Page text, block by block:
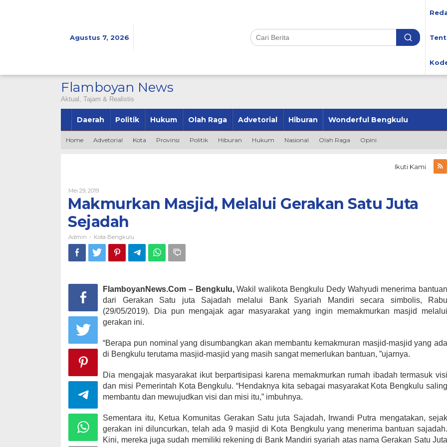
Agustus 7, 2026
Flamboyan News
Aktual, Tajam & Realistis
Daerah Politik Hukum Olah Raga Advetorial Hiburan Wonderful Bengkulu
Home Advetorial Kota Provinsi Politik Hiburan Hukum Nasional Olah Raga Opini
Ikuti Kami
Mei 29, 2019Oleh
Makmurkan Masjid, Melalui Gerakan Satu Juta
Sejadah
Admin - Kota Bengkulu
FlamboyanNews.Com – Bengkulu,Wakil walikota Bengkulu Dedy Wahyudi menerima bantuan
dari Gerakan Satu juta Sajadah melalui Bank Syariah Mandiri secara simbolis, Rabu
(29/05/2019). Dia pun mengajak agar masyarakat yang ingin memakmurkan masjid melalui
gerakan ini.
“Berapa pun nominal yang disumbangkan akan membantu kemakmuran masjid-masjid yang ada
di Bengkulu terutama masjid-masjid yang masih sangat memerlukan bantuan, ”ujarnya.
Dia mengajak masyarakat ikut berpartisipasi karena memakmurkan rumah ibadah termasuk visi
dan misi Pemerintah Kota Bengkulu. “Hendaknya kita sebagai masyarakat Kota Bengkulu saling
membantu dan mewujudkan visi dan misi itu,” imbuhnya.
Sementara itu, Ketua Komunitas Gerakan Satu juta Sajadah, Irwandi Putra mengatakan, sejak
gerakan ini diluncurkan, telah ada 9 masjid di Kota Bengkulu yang menerima bantuan sajadah.
Kini, mereka juga sudah memiliki rekening di Bank Mandiri syariah atas nama Gerakan Satu Juta